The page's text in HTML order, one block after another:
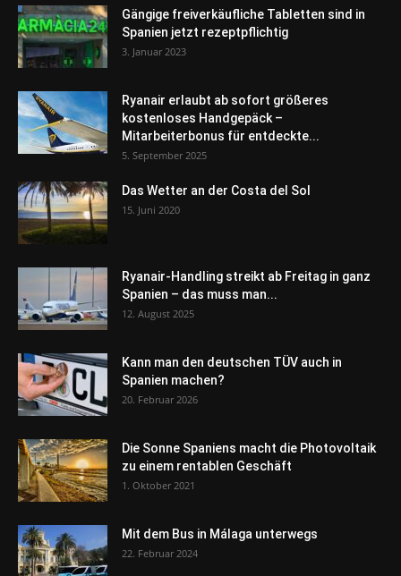
Gängige freiverkäufliche Tabletten sind in
Spanien jetzt rezeptpflichtig
3. Januar 2023
Ryanair erlaubt ab sofort größeres
kostenloses Handgepäck –
Mitarbeiterbonus für entdeckte...
5. September 2025
Das Wetter an der Costa del Sol
15. Juni 2020
Ryanair-Handling streikt ab Freitag in ganz
Spanien – das muss man...
12. August 2025
Kann man den deutschen TÜV auch in
Spanien machen?
20. Februar 2026
Die Sonne Spaniens macht die Photovoltaik
zu einem rentablen Geschäft
1. Oktober 2021
Mit dem Bus in Málaga unterwegs
22. Februar 2024